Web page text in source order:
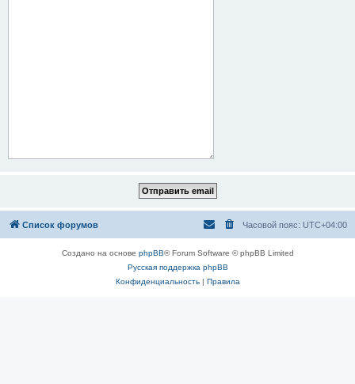
Список форумов Часовой пояс: UTC+04:00
Создано на основе phpBB® Forum Software © phpBB Limited
Русская поддержка phpBB
Конфиденциальность| Правила